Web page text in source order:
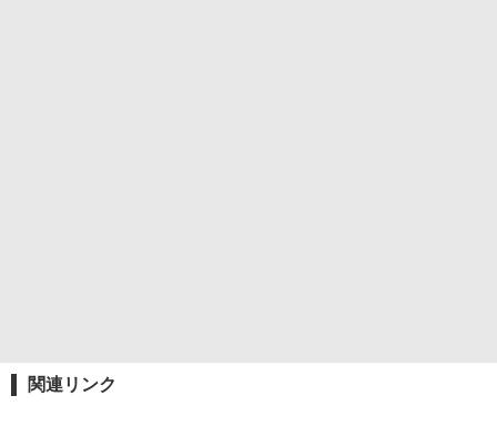
関連リンク